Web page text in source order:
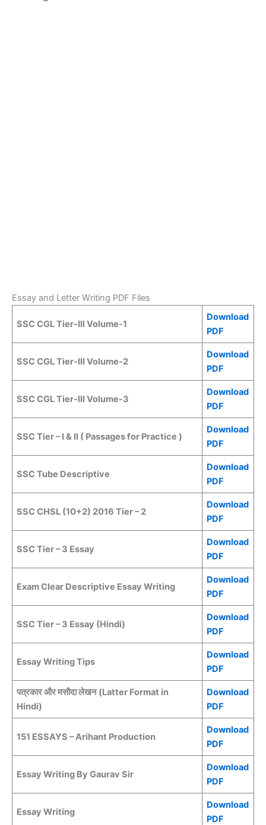
Essay and Letter Writing PDF Files
SSC CGL Tier-III Volume-1
Download
PDF
SSC CGL Tier-III Volume-2
Download
PDF
SSC CGL Tier-III Volume-3
Download
PDF
SSC Tier – I & II ( Passages for Practice )
Download
PDF
SSC Tube Descriptive
Download
PDF
SSC CHSL (10+2) 2016 Tier – 2
Download
PDF
SSC Tier – 3 Essay
Download
PDF
Exam Clear Descriptive Essay Writing
Download
PDF
SSC Tier – 3 Essay (Hindi)
Download
PDF
Essay Writing Tips
Download
PDF
पत्रकार और मसौदा लेखन (Latter Format in
Hindi)
Download
PDF
151 ESSAYS – Arihant Production
Download
PDF
Essay Writing By Gaurav Sir
Download
PDF
Essay Writing
Download
PDF